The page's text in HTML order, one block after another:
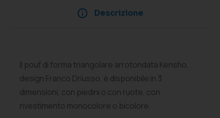
Descrizione
Il pouf di forma triangolare arrotondata Kensho,
design Franco Driusso, è disponibile in 3
dimensioni, con piedini o con ruote, con
rivestimento monocolore o bicolore.